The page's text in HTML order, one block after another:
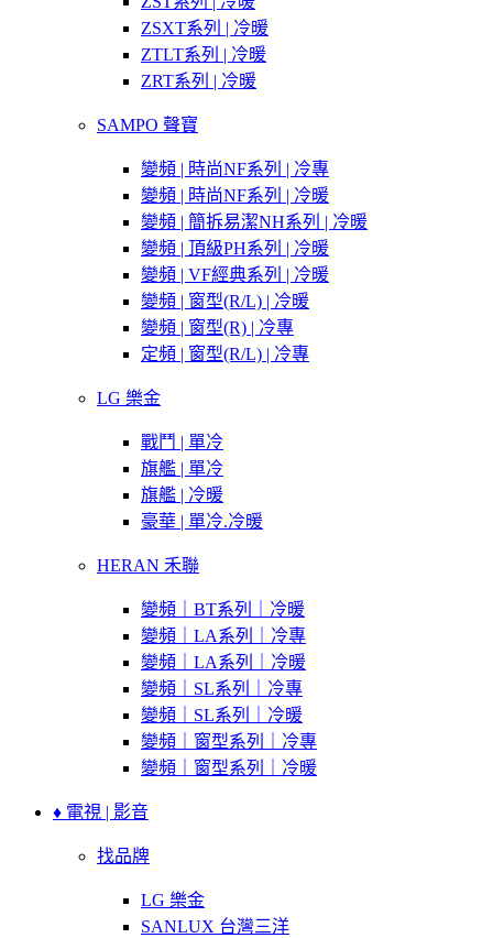
ZSXT系列 | 冷暖
ZTLT系列 | 冷暖
ZRT系列 | 冷暖
SAMPO 聲寶
變頻 | 時尚NF系列 | 冷專
變頻 | 時尚NF系列 | 冷暖
變頻 | 簡拆易潔NH系列 | 冷暖
變頻 | 頂級PH系列 | 冷暖
變頻 | VF經典系列 | 冷暖
變頻 | 窗型(R/L) | 冷暖
變頻 | 窗型(R) | 冷專
定頻 | 窗型(R/L) | 冷專
LG 樂金
戰鬥 | 單冷
旗艦 | 單冷
旗艦 | 冷暖
豪華 | 單冷.冷暖
HERAN 禾聯
變頻｜BT系列｜冷暖
變頻｜LA系列｜冷專
變頻｜LA系列｜冷暖
變頻｜SL系列｜冷專
變頻｜SL系列｜冷暖
變頻｜窗型系列｜冷專
變頻｜窗型系列｜冷暖
♦ 電視 | 影音
找品牌
LG 樂金
SANLUX 台灣三洋